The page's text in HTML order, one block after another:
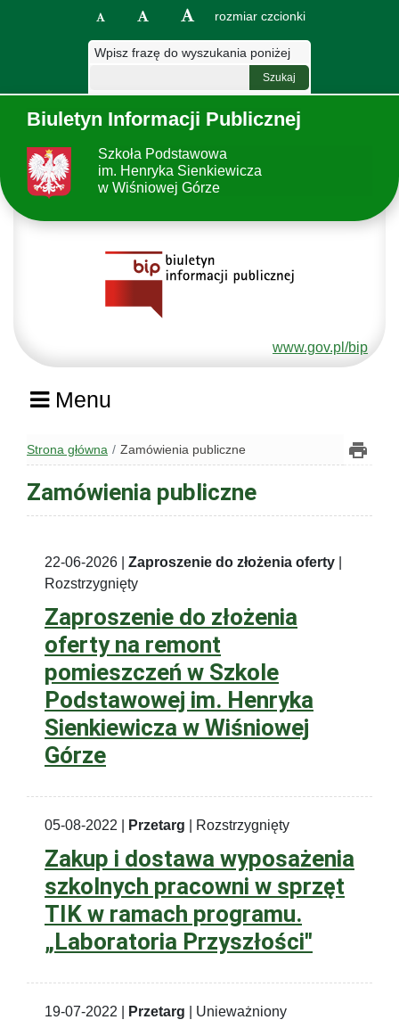
rozmiar czcionki
Wpisz frazę do wyszukania poniżej
Biuletyn Informacji Publicznej
Szkoła Podstawowa
im. Henryka Sienkiewicza
w Wiśniowej Górze
www.gov.pl/bip
Menu
Strona główna Zamówienia publiczne
Zamówienia publiczne
22-06-2026 | Zaproszenie do złożenia oferty
Rozstrzygnięty
Zaproszenie do złożenia
oferty na remont
pomieszczeń w Szkole
Podstawowej im. Henryka
Sienkiewicza w Wiśniowej
Górze
05-08-2022 | Przetarg | Rozstrzygnięty
Zakup i dostawa wyposażenia
szkolnych pracowni w sprzęt
TIK w ramach programu.
„Laboratoria Przyszłości"
19-07-2022 | Przetarg | Unieważniony